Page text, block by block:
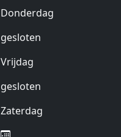
Donderdag
gesloten
Vrijdag
gesloten
Zaterdag